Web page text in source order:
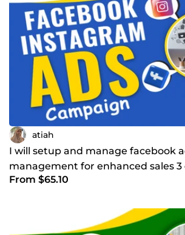
atiah
I will setup and manage facebook
management for enhanced sales 3
From $65.10